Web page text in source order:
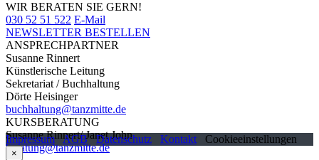
WIR BERATEN SIE GERN!
030 52 51 522 E-Mail
NEWSLETTER BESTELLEN
ANSPRECHPARTNER
Susanne Rinnert
Künstlerische Leitung
Sekretariat / Buchhaltung
Dörte Heisinger
buchhaltung@tanzmitte.de
KURSBERATUNG
Susanne Rinnert/ Janet John
beratung@tanzmitte.de
Impressum AGB Datenschutz Kontakt Cookieeinstellungen
×